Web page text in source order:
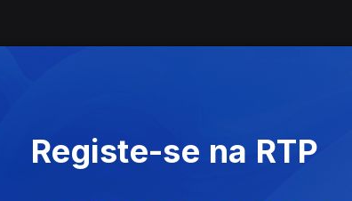
Registe-se na RTP